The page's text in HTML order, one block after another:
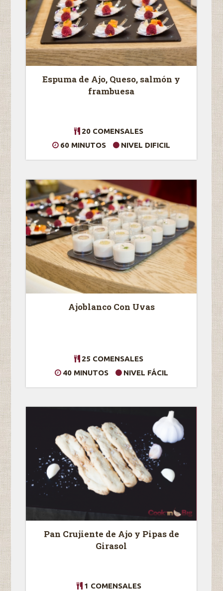
Espuma de Ajo, Queso, salmón y
frambuesa
20 COMENSALES
60 MINUTOS
NIVEL DIFICIL
Ajoblanco Con Uvas
25 COMENSALES
40 MINUTOS
NIVEL FÁCIL
Pan Crujiente de Ajo y Pipas de
Girasol
1 COMENSALES